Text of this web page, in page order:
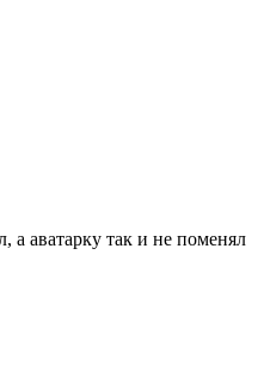
аватарку так и не поменял